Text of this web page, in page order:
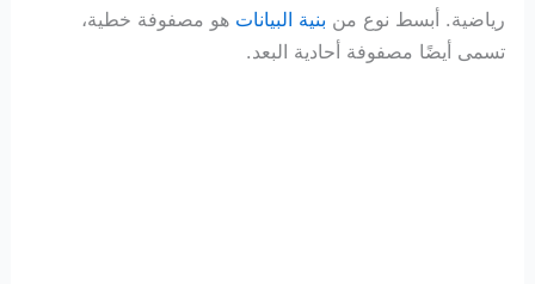
رياضية. أبسط نوع من بنية البيانات هو مصفوفة خطية،
تسمى أيضًا مصفوفة أحادية البعد.